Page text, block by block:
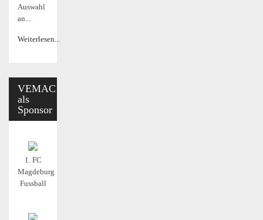
Auswahl
an...
Weiterlesen...
VEMAC
als
Sponsor
1. FC
Magdeburg
Fussball